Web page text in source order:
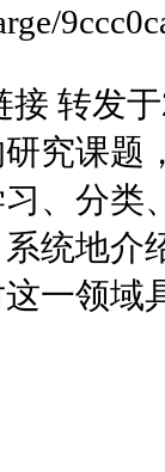
转发于
究课题
、分类
统地介
一领域